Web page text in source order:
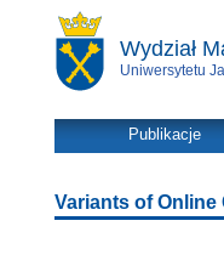
Wydział
Uniwersytetu
Publikacje
Variants of